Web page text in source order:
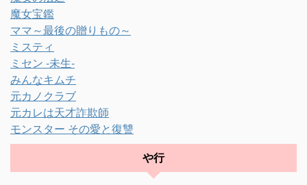
魔女宝鑑
ママ～最後の贈りもの～
ミスティ
ミセン -未生-
みんなキムチ
元カノクラブ
元カレは天才詐欺師
モンスター その愛と復讐
や行